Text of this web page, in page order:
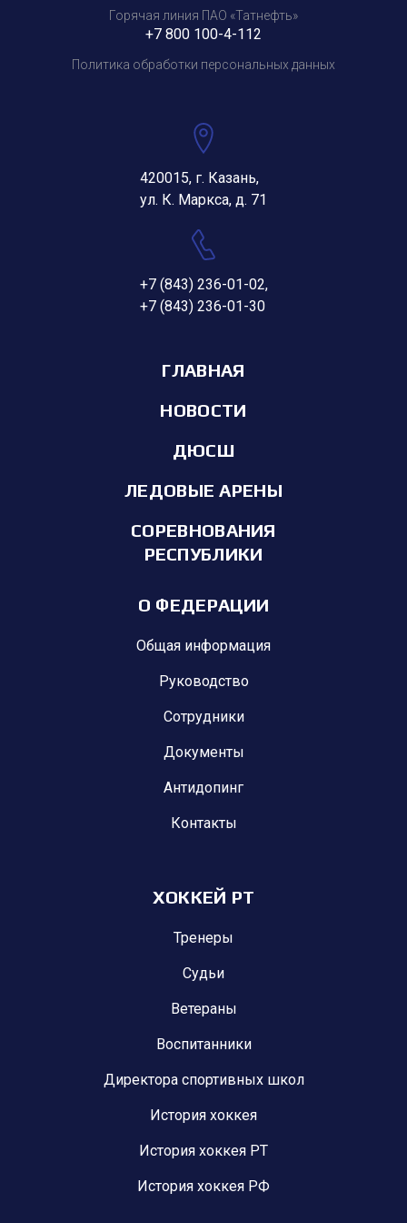
Горячая линия ПАО «Татнефть»
+7 800 100-4-112
Политика обработки персональных данных
420015, г. Казань,
ул. К. Маркса, д. 71
+7 (843) 236-01-02,
+7 (843) 236-01-30
ГЛАВНАЯ
НОВОСТИ
ДЮСШ
ЛЕДОВЫЕ АРЕНЫ
СОРЕВНОВАНИЯ
РЕСПУБЛИКИ
О ФЕДЕРАЦИИ
Общая информация
Руководство
Сотрудники
Документы
Антидопинг
Контакты
ХОККЕЙ РТ
Тренеры
Судьи
Ветераны
Воспитанники
Директора спортивных школ
История хоккея
История хоккея РТ
История хоккея РФ